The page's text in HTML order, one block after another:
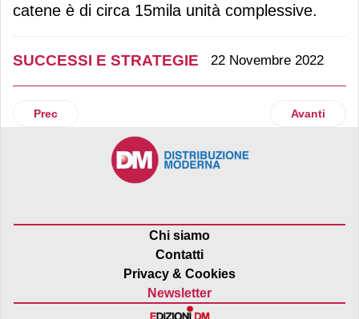
catene è di circa 15mila unità complessive.
SUCCESSI E STRATEGIE 22 Novembre 2022
Articolo precedente: Selex cresce del 5,6% e pianifica 340
Prec Articolo
Avanti
Chi siamo
Contatti
Privacy & Cookies
Newsletter